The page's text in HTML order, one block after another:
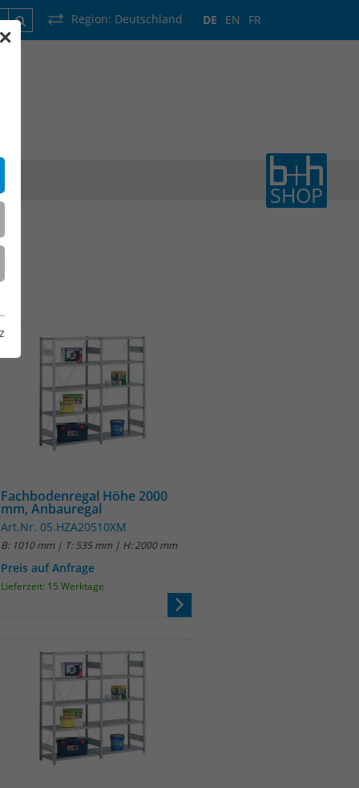
DE EN FR
Region: Deutschland
SHOP
Fachbodenregal Höhe 2000
mm, Anbauregal
Art.Nr. 05.HZA20510XM
B: 1010 mm | T: 535 mm | H: 2000 mm
Preis auf Anfrage
Lieferzeit: 15 Werktage
✕